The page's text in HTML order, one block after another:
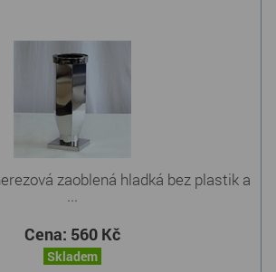
zaoblená hladká bez plastik a
...
Cena: 560 Kč
Skladem